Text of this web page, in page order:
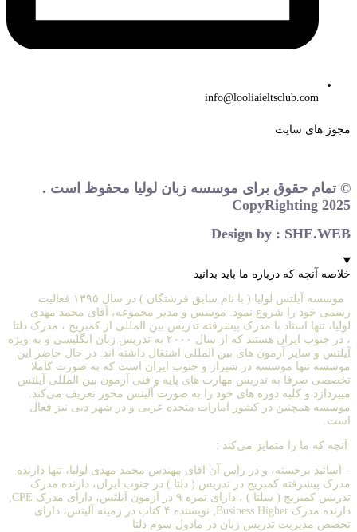
info@looliaieltsclub.com
مجوز های سایت
© تمام حقوق برای موسسه زبان لولیا محفوظ است .
CopyRighting 2025
Design by : SHE.WEB
خلاصه آنچه که درباره ما باید بدانید
موسسه آیلتس لولیا ( با نام سابق فرشتگان ) در سال ۱۳۹۵ فعالیت
رسمی خود را شروع نمود. موسس و مدیر مجموعه، آقای محمد مهدی
لولیا، تنها استاد با مدرک پیشرفته تدریس بین المللی از کمبریج ، مدرک دلتا
، در جنوب ایران هستند که از سال ۲۰۰۰ به تدریس زبان انگلیسی و به ویژه
آیلتس و سایر آزمون های بین المللی اشتغال داشته اند. در حال حاضر این
موسسه تنها موسسه در شیراز و جنوب ایران است که به صورت کاملا
تخصصی صرفا به تدریس مهارت های پایه و فنی آزمون بین المللی آیلتس
میپردازد و کلیه دوره های خود را به صورت آلیتس محور تعریف می‌کند.
موسسه همچنین در کشور امارات متحده عربی و در شهر دبی نیز فعال
است.
آنچه که ما را متمایز می‌کند :
– اساتید برجسته، و در راس آن اقای مهندس محمد مهدی لولیا، تنها دارنده
مدرک پیشرفته کمبریج در تدریس ( دلتا ) در جنوب ایران، دارنده مدرک
تدریس کمبریج ( سلتا ) ، دارای نمره ۹ در آزمون آیلتس، دارای مدرک CPE,
دارنده مدرک Business Higher, نویسنده ۴ کتاب در زمینه آلیتس، دارای
تخصص مدیریت تدریس زبان در مادول سوم دلتا